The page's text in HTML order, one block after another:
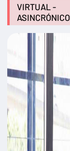
VIRTUAL -
ASINCRÓNICO